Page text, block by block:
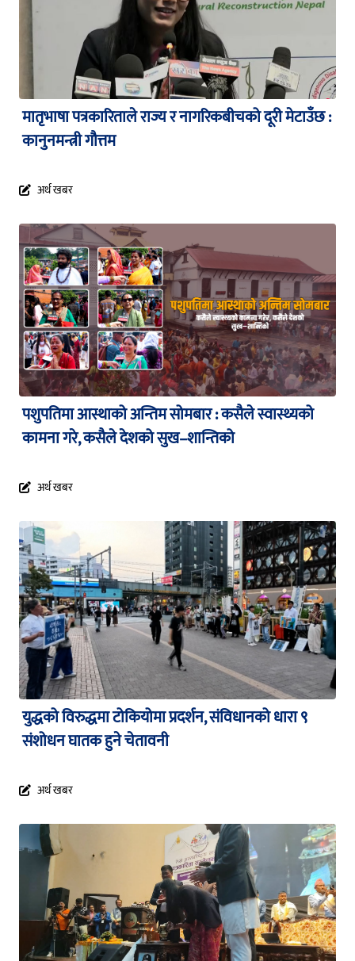
मातृभाषा पत्रकारिताले राज्य र नागरिकबीचको दूरी मेटाउँछ :
कानुनमन्त्री गौत्तम
अर्थ खबर
पशुपतिमा आस्थाको अन्तिम सोमबार : कसैले स्वास्थ्यको
कामना गरे, कसैले देशको सुख–शान्तिको
अर्थ खबर
युद्धको विरुद्धमा टोकियोमा प्रदर्शन, संविधानको धारा ९
संशोधन घातक हुने चेतावनी
अर्थ खबर